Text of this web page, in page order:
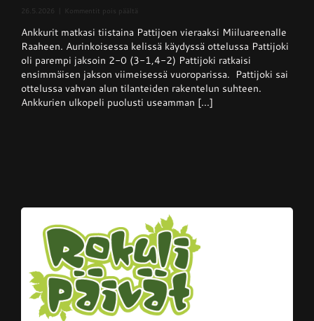
26.5.2026 Kommentit pois päältä
–
Pattijoki
otti
Ankkureista
voiton
kotikentällään
Ankkurit matkasi tiistaina Pattijoen vieraaksi Miiluareenalle
Raaheen. Aurinkoisessa kelissä käydyssä ottelussa Pattijoki
oli parempi jaksoin 2-0 (3-1,4-2) Pattijoki ratkaisi
ensimmäisen jakson viimeisessä vuoroparissa. Pattijoki sai
ottelussa vahvan alun tilanteiden rakentelun suhteen.
Ankkurien ulkopeli puolusti useamman [...]